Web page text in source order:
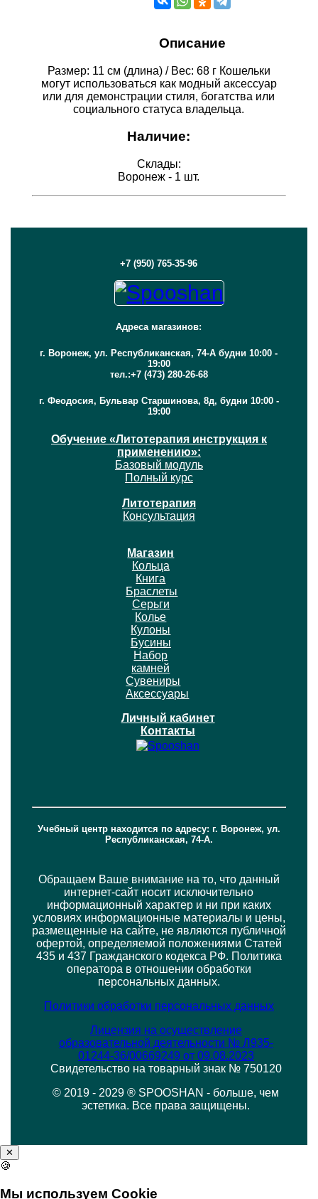
Описание
Размер: 11 см (длина) / Вес: 68 г Кошельки
могут использоваться как модный аксессуар
или для демонстрации стиля, богатства или
социального статуса владельца.
Наличие:
Склады:
Воронеж - 1 шт.
+7 (950) 765-35-96
Адреса магазинов:
г. Воронеж, ул. Республиканская, 74-А будни 10:00 -
19:00
тел.:+7 (473) 280-26-68
г. Феодосия, Бульвар Старшинова, 8д, будни 10:00 -
19:00
Обучение «Литотерапия инструкция к
применению»:
Базовый модуль
Полный курс
Литотерапия
Консультация
Магазин
Кольца
Книга
Браслеты
Серьги
Колье
Кулоны
Бусины
Набор
камней
Сувениры
Аксессуары
Личный кабинет
Контакты
Учебный центр находится по адресу: г. Воронеж, ул.
Республиканская, 74-А.
Обращаем Ваше внимание на то, что данный
интернет-сайт носит исключительно
информационный характер и ни при каких
условиях информационные материалы и цены,
размещенные на сайте, не являются публичной
офертой, определяемой положениями Статей
435 и 437 Гражданского кодекса РФ. Политика
оператора в отношении обработки
персональных данных.
Политики обработки персональных данных
Лицензия на осуществление
образовательной деятельности № Л935-
01244-36/00669249 от 09.08.2023
Свидетельство на товарный знак № 750120
© 2019 - 2029 ® SPOOSHAN - больше, чем
эстетика. Все права защищены.
✕
🍪
Мы используем Cookie